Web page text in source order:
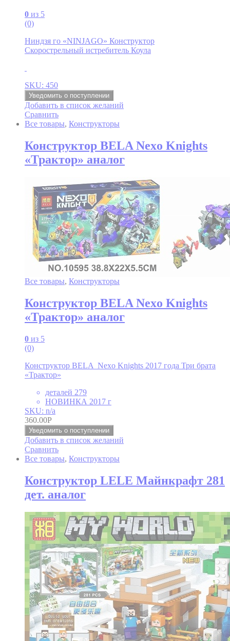
0 из 5
(0)
Ниндзя го «NINJAGO» Конструктор
Скорострельный истребитель Коула
SKU: 450
Уведомить о поступлении
Добавить в список желаний
Сравнить
Все товары, Конструкторы
Конструктор BELA Nexo Knights
«Трактор» аналог
Все товары, Конструкторы
Конструктор BELA Nexo Knights
«Трактор» аналог
0 из 5
(0)
Конструктор BELA Nexo Knights 2017 года Три брата
«Трактор»
деталей 279
НОВИНКА 2017 г
SKU: n/a
360.00Р
Уведомить о поступлении
Добавить в список желаний
Сравнить
Все товары, Конструкторы
Конструктор LELE Майнкрафт 281
дет. аналог